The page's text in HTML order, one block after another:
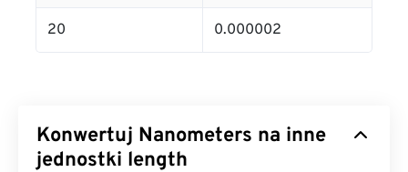
20 0.000002
Konwertuj Nanometers na inne
jednostki length